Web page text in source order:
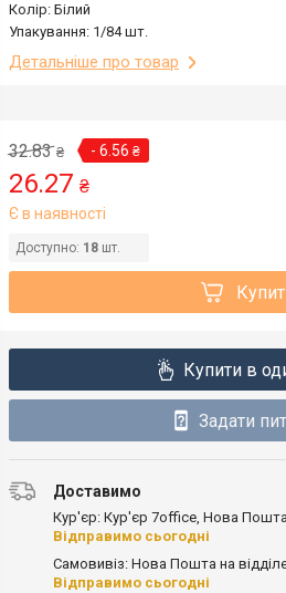
Колір: Білий
Упакування: 1/84 шт.
Детальніше про товар
32.83 ₴ - 6.56 ₴
26.27 ₴
Є в наявності
Доступно: 18 шт.
Купити в
Задати
Доставимо
Кур'єр: Кур'єр 7office, Нова Пошта
Відправимо сьогодні
Самовивіз: Нова Пошта на
Відправимо сьогодні